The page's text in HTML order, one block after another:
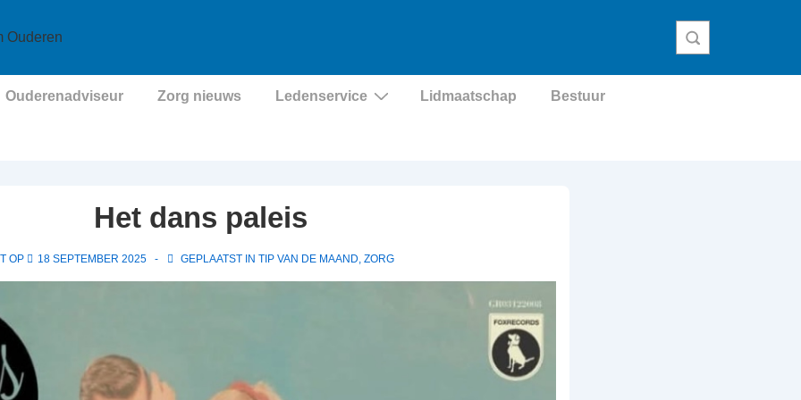
Ouderenadviseur Zorg nieuws Ledenservice Lidmaatschap Bestuur
Het dans paleis
OP 18 SEPTEMBER 2025 GEPLAATST IN TIP VAN DE MAAND, ZORG